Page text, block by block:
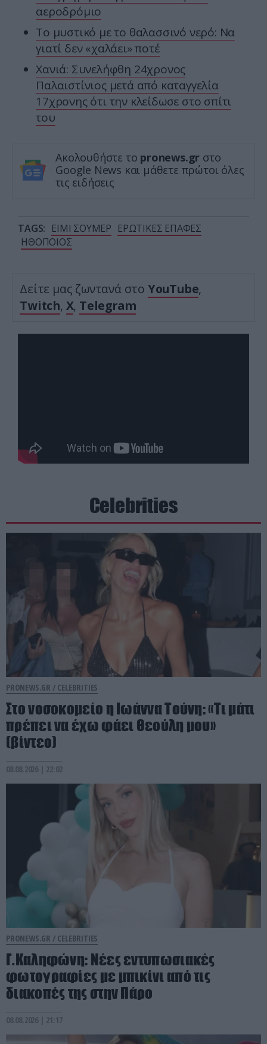
αεροδρόμιο
Το μυστικό με το θαλασσινό νερό: Να
γιατί δεν «χαλάει» ποτέ
Χανιά: Συνελήφθη 24χρονος
Παλαιστίνιος μετά από καταγγελία
17χρονης ότι την κλείδωσε στο σπίτι
του
Ακολουθήστε το pronews.gr στο
Google News και μάθετε πρώτοι όλες
τις ειδήσεις
TAGS: ΕΙΜΙ ΣΟΥΜΕΡ ΕΡΩΤΙΚΕΣ ΕΠΑΦΕΣ
ΗΘΟΠΟΙΟΣ
Δείτε μας ζωντανά στο YouTube,
Twitch, X, Telegram
Celebrities
PRONEWS.GR / CELEBRITIES
Στο νοσοκομείο η Ιωάννα Τούνη: «Τι μάτι
πρέπει να έχω φάει Θεούλη μου»
(βίντεο)
08.08.2026 | 22:02
PRONEWS.GR / CELEBRITIES
Γ.Καληφώνη: Νέες εντυπωσιακές
φωτογραφίες με μπικίνι από τις
διακοπές της στην Πάρο
08.08.2026 | 21:17